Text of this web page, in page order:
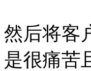
然后将客
是很痛苦